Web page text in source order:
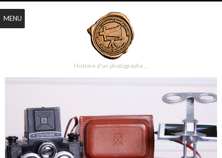
Histoire d'un photographe …
MENU